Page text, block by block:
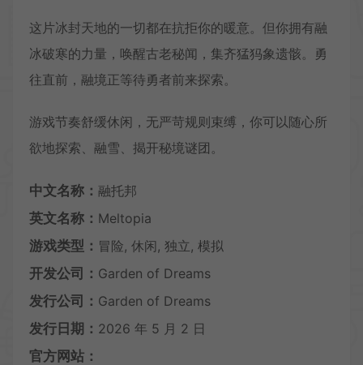
这片冰封天地的一切都在抗拒你的暖意。但你拥有融
冰破寒的力量，唤醒古老秘闻，集齐猛犸象遗骸。勇
往直前，融境正等待勇者前来探索。
游戏节奏舒缓休闲，无严苛规则束缚，你可以随心所
欲地探索、融雪、揭开秘境谜团。
中文名称： 融托邦
英文名称： Meltopia
游戏类型： 冒险, 休闲, 独立, 模拟
开发公司： Garden of Dreams
发行公司： Garden of Dreams
发行日期： 2026 年 5 月 2 日
官方网站：